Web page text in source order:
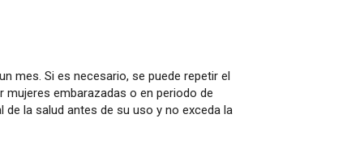
mes. Si es necesario, se puede repetir el
embarazadas o en periodo de
la salud antes de su uso y no exceda la